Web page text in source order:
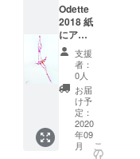
Odette
2018 紙
にアク
リル、
インク
支援
者：
0人
お届
け予
定：
2020
年09
月
こ
の